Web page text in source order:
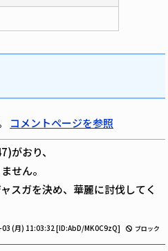
コメントページを参照
がおり、
せん。
スガを決め、華麗に討伐してく
(月) 11:03:32[ID:AbD/MK0C9zQ] ブロック